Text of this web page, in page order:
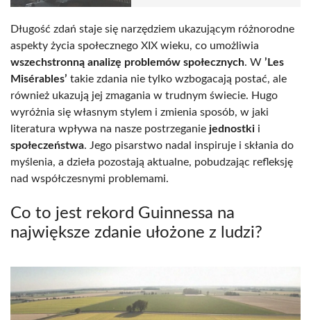
Długość zdań staje się narzędziem ukazującym różnorodne
aspekty życia społecznego XIX wieku, co umożliwia
wszechstronną analizę problemów społecznych. W ’Les
Misérables’ takie zdania nie tylko wzbogacają postać, ale
również ukazują jej zmagania w trudnym świecie. Hugo
wyróżnia się własnym stylem i zmienia sposób, w jaki
literatura wpływa na nasze postrzeganie jednostki i
społeczeństwa. Jego pisarstwo nadal inspiruje i skłania do
myślenia, a dzieła pozostają aktualne, pobudzając refleksję
nad współczesnymi problemami.
Co to jest rekord Guinnessa na
największe zdanie ułożone z ludzi?